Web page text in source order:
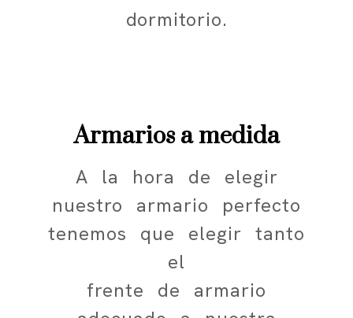
dormitorio.
Armarios a medida
A la hora de elegir
nuestro armario perfecto
tenemos que elegir tanto
el
frente de armario